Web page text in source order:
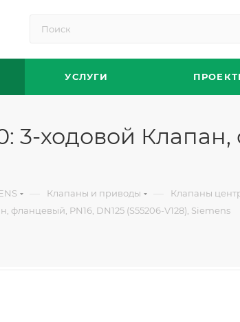
УСЛУГИ
3-ходовой
— Клапаны и приводы — Клапаны
фланцевый, PN16, DN125 (S55206-V128), Siemens